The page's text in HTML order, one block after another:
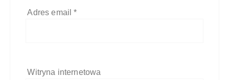
Adres email*
Witryna internetowa